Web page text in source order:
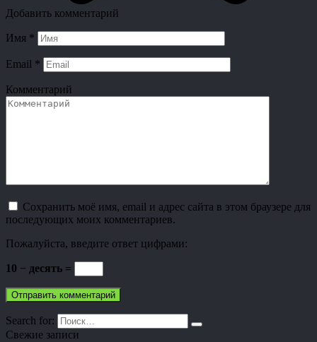
Добавить комментарий
Имя *
Email *
Комментарий
Сохранить моё имя, email и адрес сайта в этом браузере для
последующих моих комментариев.
Пожалуйста, введите ответ цифрами:
10 − десять =
Search for:
Свежие записи